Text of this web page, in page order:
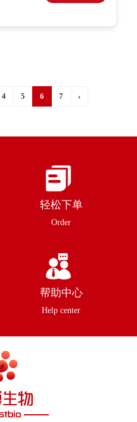
4 5 6 7 ›
轻松下单
Order
帮助中心
Help center